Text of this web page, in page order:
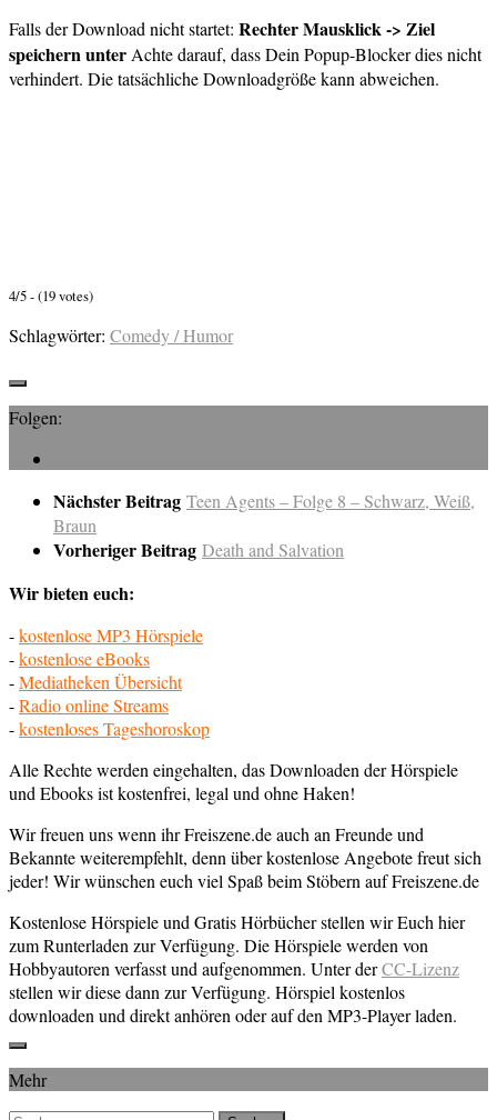
Falls der Download nicht startet: Rechter Mausklick -> Ziel
speichern unter Achte darauf, dass Dein Popup-Blocker dies nicht
verhindert. Die tatsächliche Downloadgröße kann abweichen.
4/5 - (19 votes)
Schlagwörter: Comedy / Humor
Folgen:
Nächster Beitrag Teen Agents – Folge 8 – Schwarz, Weiß,
Braun
Vorheriger Beitrag Death and Salvation
Wir bieten euch:
-kostenlose MP3 Hörspiele
-kostenlose eBooks
-Mediatheken Übersicht
-Radio online Streams
-kostenloses Tageshoroskop
Alle Rechte werden eingehalten, das Downloaden der Hörspiele
und Ebooks ist kostenfrei, legal und ohne Haken!
Wir freuen uns wenn ihr Freiszene.de auch an Freunde und
Bekannte weiterempfehlt, denn über kostenlose Angebote freut sich
jeder! Wir wünschen euch viel Spaß beim Stöbern auf Freiszene.de
Kostenlose Hörspiele und Gratis Hörbücher stellen wir Euch hier
zum Runterladen zur Verfügung. Die Hörspiele werden von
Hobbyautoren verfasst und aufgenommen. Unter derCC-Lizenz
stellen wir diese dann zur Verfügung. Hörspiel kostenlos
downloaden und direkt anhören oder auf den MP3-Player laden.
Mehr